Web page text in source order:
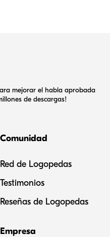
mejorar el habla aprobada
de descargas!
Comunidad
Red de Logopedas
Testimonios
Reseñas de Logopedas
Empresa